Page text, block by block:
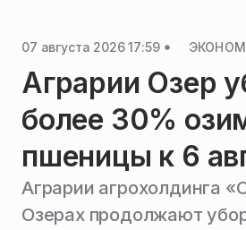
07 августа 2026 17:59
Аграрии Озер
более 30%
пшеницы к 6
Аграрии агрохолдинга
Озерах продолжают